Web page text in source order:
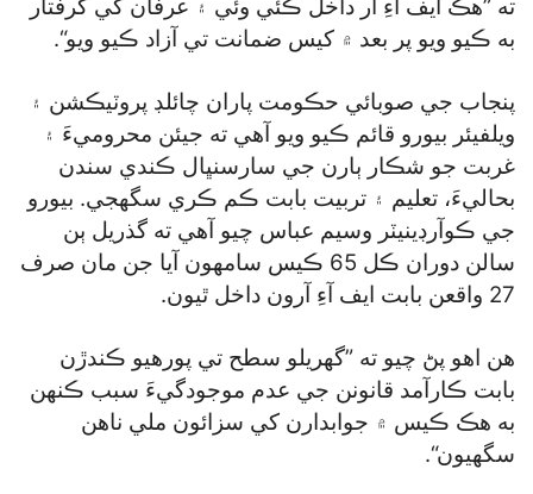
ته ”هڪ ايف آءِ آر داخل ڪئي وئي ۽ عرفان کي گرفتار
به ڪيو ويو پر بعد ۾ کيس ضمانت تي آزاد ڪيو ويو“.
پنجاب جي صوبائي حڪومت پاران چائلڊ پروٽيڪشن ۽
ويلفيئر بيورو قائم ڪيو ويو آهي ته جيئن محروميءَ ۽
غربت جو شڪار ٻارن جي سارسنڀال ڪندي سندن
بحاليءَ، تعليم ۽ تربيت بابت ڪم ڪري سگھجي. بيورو
جي ڪوآرڊينيٽر وسيم عباس چيو آهي ته گذريل ٻن
سالن دوران ڪل 65 ڪيس سامهون آيا جن مان صرف
27 واقعن بابت ايف آءِ آرون داخل ٿيون.
هن اهو پڻ چيو ته ”گھريلو سطح تي پورهيو ڪندڙن
بابت ڪارآمد قانونن جي عدم موجودگيءَ سبب ڪنهن
به هڪ ڪيس ۾ جوابدارن کي سزائون ملي ناهن
سگھيون“.